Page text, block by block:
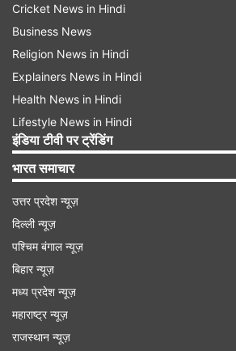
Cricket News in Hindi
Business News
Religion News in Hindi
Explainers News in Hindi
Health News in Hindi
Lifestyle News in Hindi
इंडिया टीवी पर ट्रेंडिंग
भारत समाचार
उत्तर प्रदेश न्यूज़
दिल्ली न्यूज़
पश्चिम बंगाल न्यूज़
बिहार न्यूज़
मध्य प्रदेश न्यूज़
महाराष्ट्र न्यूज़
राजस्थान न्यूज़